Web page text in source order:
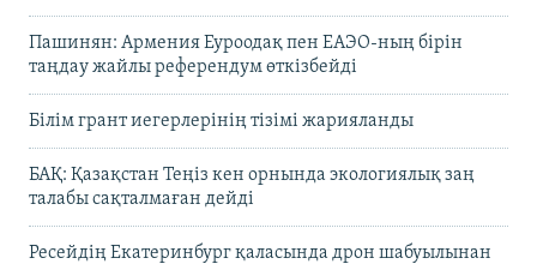
Пашинян: Армения Еуроодақ пен ЕАЭО-ның бірін
таңдау жайлы референдум өткізбейді
Білім грант иегерлерінің тізімі жарияланды
БАҚ: Қазақстан Теңіз кен орнында экологиялық заң
талабы сақталмаған дейді
Ресейдің Екатеринбург қаласында дрон шабуылынан